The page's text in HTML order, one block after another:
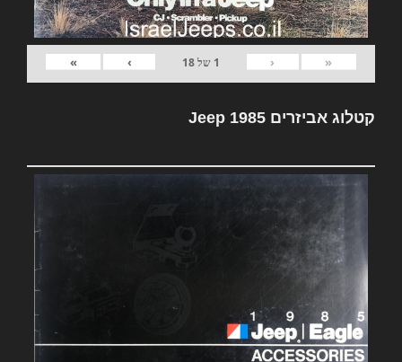
«
‹
1 של18
›
»
קטלוג אביזרים Jeep 1985